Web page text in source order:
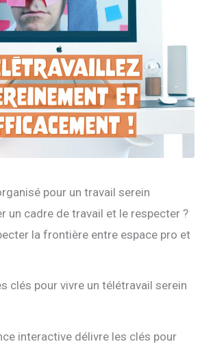
pour un travail serein
un cadre de travail et le respecter ?
la frontière entre espace pro et
clés pour vivre un télétravail serein
interactive délivre les clés pour